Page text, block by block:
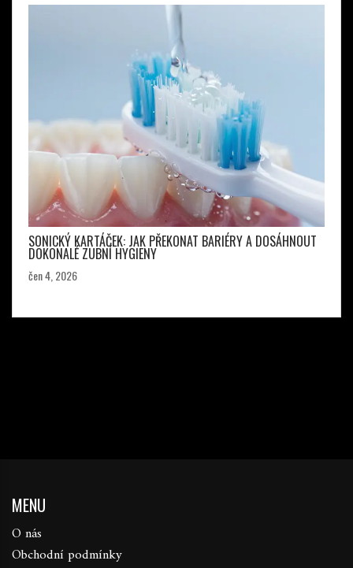
SONICKÝ KARTÁČEK: JAK PŘEKONAT BARIÉRY A DOSÁHNOUT
DOKONALÉ ZUBNÍ HYGIENY
čen 4, 2026
MENU
O nás
Obchodní podmínky